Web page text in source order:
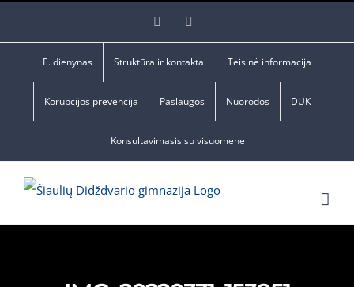
Facebook
E. dienynas Struktūra ir kontaktai Teisinė informacija
Korupcijos prevencija Paslaugos Nuorodos DUK
Konsultavimasis su visuomene